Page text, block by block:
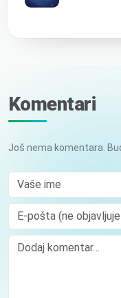
Komentari
Još nema komentara.
Vaše ime
E-pošta (ne objavljuje se)
Comment